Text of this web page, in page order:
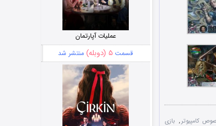
, بازی
عملیات آپارتمان
قسمت ۵ (دوبله) منتشر شد